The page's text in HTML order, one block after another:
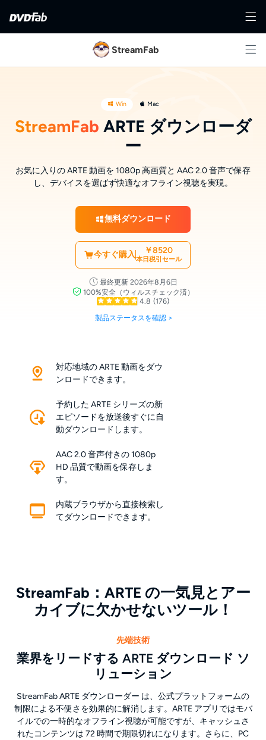
StreamFab
Win Mac
StreamFab ARTE ダウンローダ
ー
お気に入りの ARTE 動画を 1080p 高画質と AAC 2.0 音声で保存
し、デバイスを選ばず快適なオフライン視聴を実現。
無料ダウンロード
今すぐ購入 ￥8520
本日税引セール
最終更新 2026年8月6日
100%安全（ウィルスチェック済）
4.8 (176)
製品ステータスを確認 >
対応地域の ARTE 動画をダウ
ンロードできます。
予約した ARTE シリーズの新
エピソードを放送後すぐに自
動ダウンロードします。
AAC 2.0 音声付きの 1080p
HD 品質で動画を保存しま
す。
内蔵ブラウザから直接検索し
てダウンロードできます。
StreamFab：ARTE の一気見とアー
カイブに欠かせないツール！
先端技術
業界をリードする ARTE ダウンロード ソ
リューション
StreamFab ARTE ダウンローダー は、公式プラットフォームの
制限による不便さを効果的に解消します。ARTE アプリではモバ
イルでの一時的なオフライン視聴が可能ですが、キャッシュさ
れたコンテンツは 72 時間で期限切れになります。さらに、PC